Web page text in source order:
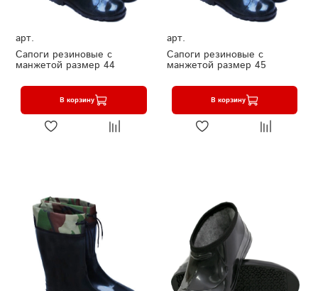
арт.
Сапоги резиновые с
манжетой размер 44
В корзину
арт.
Сапоги резиновые с
манжетой размер 45
В корзину